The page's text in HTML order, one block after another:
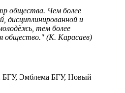
общества. Чем более
дисциплинированной и
тем более
общество." (К. Карасаев)